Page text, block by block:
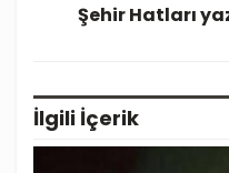
Şehir Hatları
İlgili İçerik